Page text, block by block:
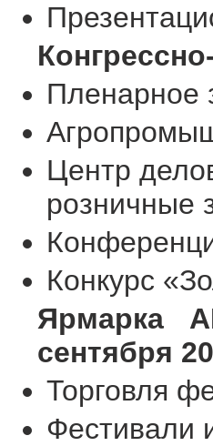
Пленарное
Центр
розничные
Конкурс
Ярмарка
сентября
Торговля
Фестивали